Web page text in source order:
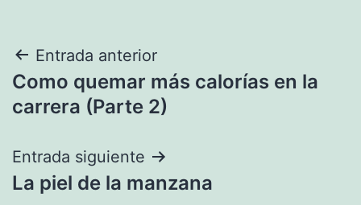
Navegación
de
Entrada anterior
Como quemar más calorías en la
carrera (Parte 2)
Entrada siguiente
La piel de la manzana